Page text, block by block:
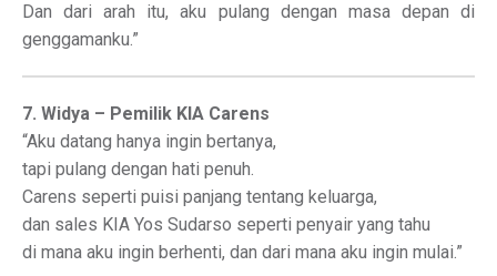
Dan dari arah itu, aku pulang dengan masa depan di
genggamanku.”
7. Widya – Pemilik KIA Carens
“Aku datang hanya ingin bertanya,
tapi pulang dengan hati penuh.
Carens seperti puisi panjang tentang keluarga,
dan sales KIA Yos Sudarso seperti penyair yang tahu
di mana aku ingin berhenti, dan dari mana aku ingin mulai.”